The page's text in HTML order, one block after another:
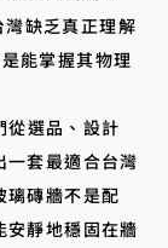
缺乏真正理解
能掌握其物理
選品、設計
一套最適合台灣
璃磚牆不是配
安靜地穩固在牆